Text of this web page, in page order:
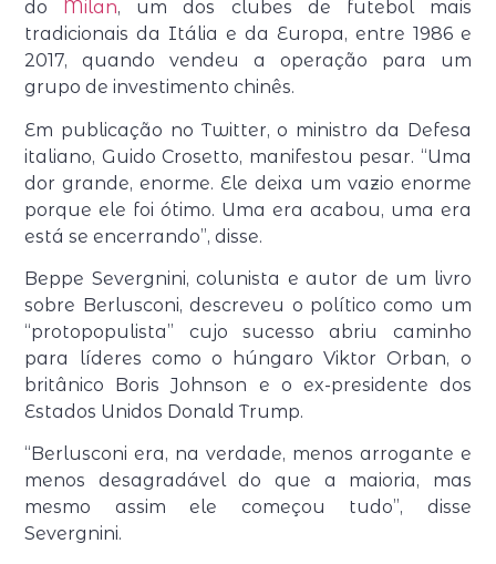
do Milan, um dos clubes de futebol mais
tradicionais da Itália e da Europa, entre 1986 e
2017, quando vendeu a operação para um
grupo de investimento chinês.
Em publicação no Twitter, o ministro da Defesa
italiano, Guido Crosetto, manifestou pesar. “Uma
dor grande, enorme. Ele deixa um vazio enorme
porque ele foi ótimo. Uma era acabou, uma era
está se encerrando”, disse.
Beppe Severgnini, colunista e autor de um livro
sobre Berlusconi, descreveu o político como um
“protopopulista” cujo sucesso abriu caminho
para líderes como o húngaro Viktor Orban, o
britânico Boris Johnson e o ex-presidente dos
Estados Unidos Donald Trump.
“Berlusconi era, na verdade, menos arrogante e
menos desagradável do que a maioria, mas
mesmo assim ele começou tudo”, disse
Severgnini.